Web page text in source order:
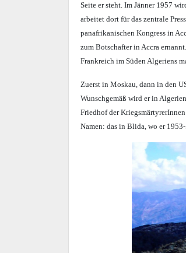
Seite er steht. Im Jänner 1957
arbeitet dort für das zentrale
panafrikanischen Kongress in
zum Botschafter in Accra
Frankreich im Süden Algeriens
Zuerst in Moskau, dann in den
Wunschgemäß wird er in
Friedhof der
Namen: das in Blida, wo er